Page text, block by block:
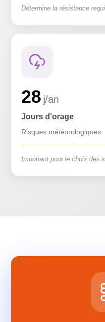
Détermine la résistance
28 j/an
Jours d'orage
Risques météorologiques
Important pour le choix des